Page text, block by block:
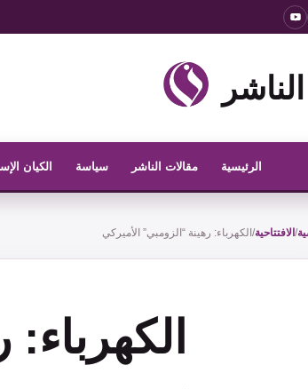
الرئيسية مقالات الناشر سياسة الكيان
/ الافتتاحية/ الكهرباء: رهينة “الزومبي” الأميركي